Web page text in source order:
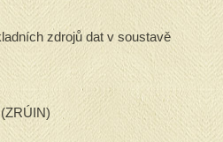
zdrojů dat v soustavě